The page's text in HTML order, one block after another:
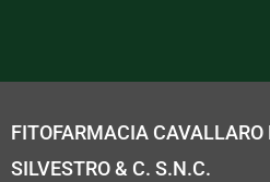
FITOFARMACIA CAVALLARO
SILVESTRO & C. S.N.C.